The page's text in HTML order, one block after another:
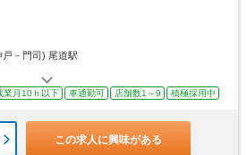
戸－門司) 尾道駅
業月10ｈ以下 車通勤可 店舗数1～9 積極採用中
この求人に興味がある